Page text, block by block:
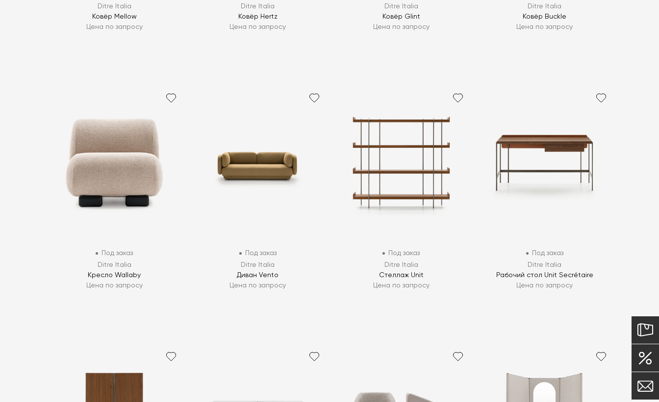
Ditre Italia
Ковёр Mellow
Цена по запросу
Ditre Italia
Ковёр Hertz
Цена по запросу
Ditre Italia
Ковёр Glint
Цена по запросу
Ditre Italia
Ковёр Buckle
Цена по запросу
Под заказ
Ditre Italia
Кресло Wallaby
Цена по запросу
Под заказ
Ditre Italia
Диван Vento
Цена по запросу
Под заказ
Ditre Italia
Стеллаж Unit
Цена по запросу
Под заказ
Ditre Italia
Рабочий стол Unit Secrétaire
Цена по запросу